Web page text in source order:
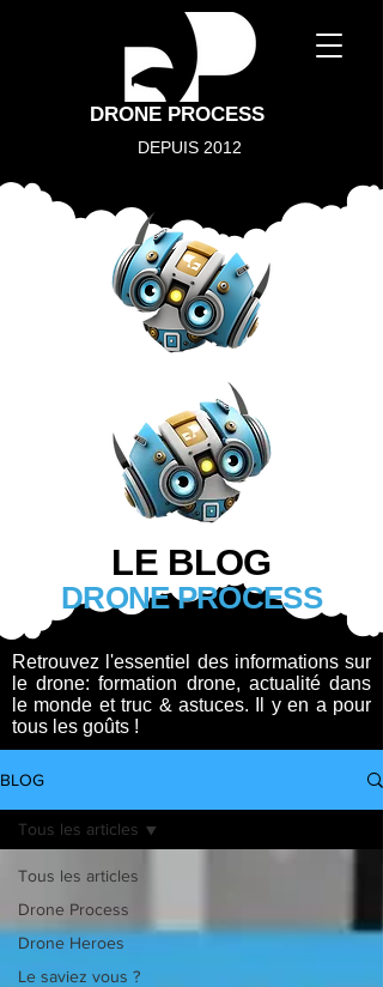
DRONE PROCESS
DEPUIS 2012
LE BLOG
DRONE PROCESS
Retrouvez l'essentiel des informations sur
le drone: formation drone, actualité dans
le monde et truc & astuces. Il y en a pour
tous les goûts !
BLOG
Tous les articles
Drone Process
Drone Heroes
Le saviez vous ?
Tous les articles